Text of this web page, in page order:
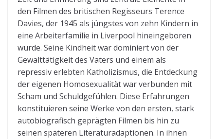
den Filmen des britischen Regisseurs Terence
Davies, der 1945 als jüngstes von zehn Kindern in
eine Arbeiterfamilie in Liverpool hineingeboren
wurde. Seine Kindheit war dominiert von der
Gewalttätigkeit des Vaters und einem als
repressiv erlebten Katholizismus, die Entdeckung
der eigenen Homosexualität war verbunden mit
Scham und Schuldgefühlen. Diese Erfahrungen
konstituieren seine Werke von den ersten, stark
autobiografisch geprägten Filmen bis hin zu
seinen späteren Literaturadaptionen. In ihnen